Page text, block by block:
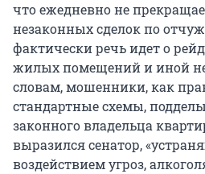
что ежедневно не
незаконных сделок по
фактически речь идет о
жилых помещений и иной
словам, мошенники, как
стандартные схемы,
законного владельца
выразился сенатор,
воздействием угроз,